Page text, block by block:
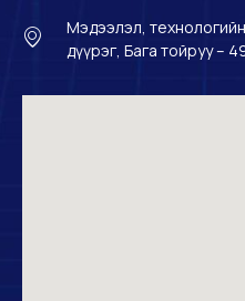
Мэдээлэл,
дүүрэг, Бага тойруу –